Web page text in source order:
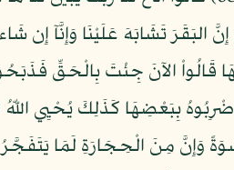
وَإِنَّ مِنَ الْحِجَارَةِ لَمَا يَتَفَجَّرُ